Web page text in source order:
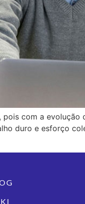
com a
duro e esforço